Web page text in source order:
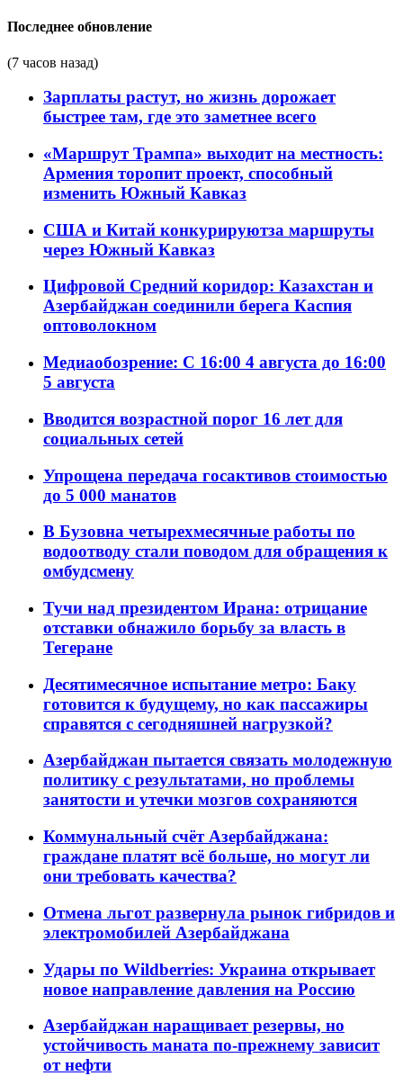
Последнее обновление
(7 часов назад)
Зарплаты растут, но жизнь дорожает
быстрее там, где это заметнее всего
«Маршрут Трампа» выходит на местность:
Армения торопит проект, способный
изменить Южный Кавказ
США и Китай конкурируютза маршруты
через Южный Кавказ
Цифровой Средний коридор: Казахстан и
Азербайджан соединили берега Каспия
оптоволокном
Медиаобозрение: С 16:00 4 августа до 16:00
5 августа
Вводится возрастной порог 16 лет для
социальных сетей
Упрощена передача госактивов стоимостью
до 5 000 манатов
В Бузовна четырехмесячные работы по
водоотводу стали поводом для обращения к
омбудсмену
Тучи над президентом Ирана: отрицание
отставки обнажило борьбу за власть в
Тегеране
Десятимесячное испытание метро: Баку
готовится к будущему, но как пассажиры
справятся с сегодняшней нагрузкой?
Азербайджан пытается связать молодежную
политику с результатами, но проблемы
занятости и утечки мозгов сохраняются
Коммунальный счёт Азербайджана:
граждане платят всё больше, но могут ли
они требовать качества?
Отмена льгот развернула рынок гибридов и
электромобилей Азербайджана
Удары по Wildberries: Украина открывает
новое направление давления на Россию
Азербайджан наращивает резервы, но
устойчивость маната по-прежнему зависит
от нефти